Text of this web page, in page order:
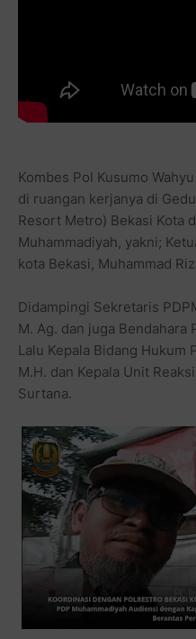
Kombes Pol Kusumo
di ruangan kerjanya di
Resort Metro) Bekasi Kota
Muhammadiyah, yakni;
kota Bekasi, Muhammad
Didampingi Sekretaris
M. Ag. dan juga Bendahara
Lalu Kepala Bidang Hukum
M.H. dan Kepala Unit
Surtana.